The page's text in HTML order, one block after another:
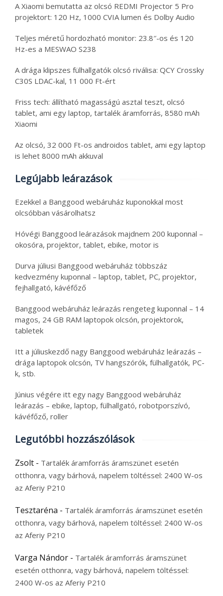
A Xiaomi bemutatta az olcsó REDMI Projector 5 Pro
projektort: 120 Hz, 1000 CVIA lumen és Dolby Audio
Teljes méretű hordozható monitor: 23.8″-os és 120
Hz-es a MESWAO S238
A drága klipszes fülhallgatók olcsó riválisa: QCY Crossky
C30S LDAC-kal, 11 000 Ft-ért
Friss tech: állítható magasságú asztal teszt, olcsó
tablet, ami egy laptop, tartalék áramforrás, 8580 mAh
Xiaomi
Az olcsó, 32 000 Ft-os androidos tablet, ami egy laptop
is lehet 8000 mAh akkuval
Legújabb leárazások
Ezekkel a Banggood webáruház kuponokkal most
olcsóbban vásárolhatsz
Hóvégi Banggood leárazások majdnem 200 kuponnal –
okosóra, projektor, tablet, ebike, motor is
Durva júliusi Banggood webáruház többszáz
kedvezmény kuponnal – laptop, tablet, PC, projektor,
fejhallgató, kávéfőző
Banggood webáruház leárazás rengeteg kuponnal – 14
magos, 24 GB RAM laptopok olcsón, projektorok,
tabletek
Itt a júliuskezdő nagy Banggood webáruház leárazás –
drága laptopok olcsón, TV hangszórók, fülhallgatók, PC-
k, stb.
Június végére itt egy nagy Banggood webáruház
leárazás – ebike, laptop, fülhallgató, robotporszívó,
kávéfőző, roller
Legutóbbi hozzászólások
Zsolt - Tartalék áramforrás áramszünet esetén
otthonra, vagy bárhová, napelem töltéssel: 2400 W-os
az Aferiy P210
Tesztaréna - Tartalék áramforrás áramszünet esetén
otthonra, vagy bárhová, napelem töltéssel: 2400 W-os
az Aferiy P210
Varga Nándor - Tartalék áramforrás áramszünet
esetén otthonra, vagy bárhová, napelem töltéssel:
2400 W-os az Aferiy P210